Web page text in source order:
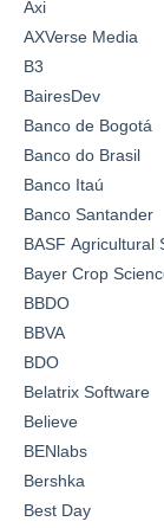
Axi
AXVerse Media
B3
BairesDev
Banco de Bogotá
Banco do Brasil
Banco Itaú
Banco Santander
BASF Agricultural
Bayer Crop
BBDO
BBVA
BDO
Belatrix Software
Believe
BENlabs
Bershka
Best Day